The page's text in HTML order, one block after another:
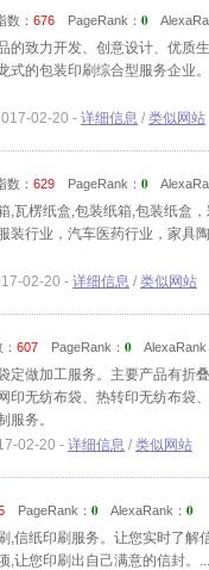
数： 676 PageRank： 0
的致力开发、创意设计、优质
式的包装印刷综合型服务企业。
02-20 - 详细信息 / 类似网站
数： 629 PageRank： 0
,瓦楞纸盒,包装纸箱,包装纸盒，
装行业，汽车医药行业，家具陶
02-20 - 详细信息 / 类似网站
607 PageRank： 0 AlexaRank
定做加工服务。主要产品有折
印无纺布袋、热转印无纺布袋
服务。
02-20 - 详细信息 / 类似网站
PageRank： 0 AlexaRank： 0
,信纸印刷服务。让您实时了解
,让您印刷出自己满意的信封。